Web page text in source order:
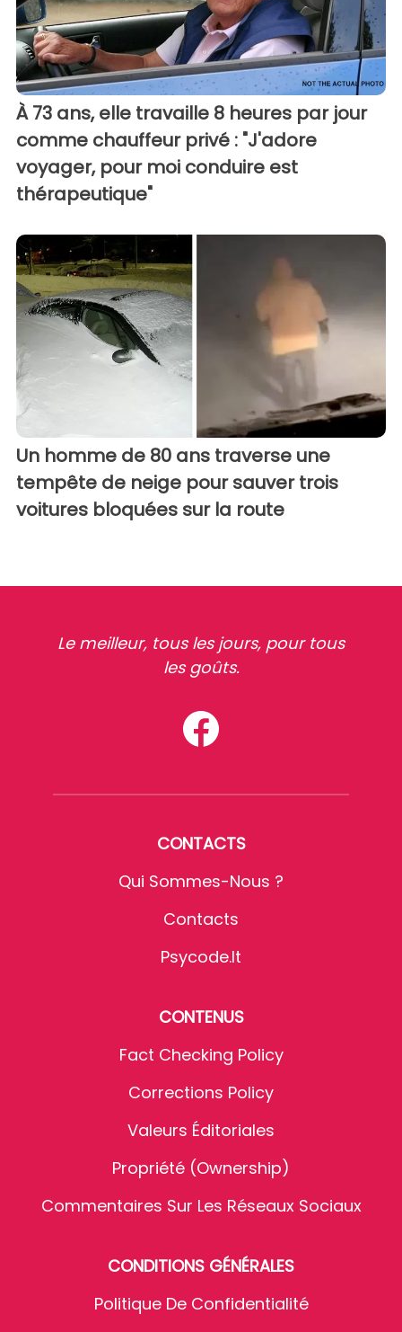
À 73 ans, elle travaille 8 heures par jour
comme chauffeur privé : "J'adore
voyager, pour moi conduire est
thérapeutique"
Un homme de 80 ans traverse une
tempête de neige pour sauver trois
voitures bloquées sur la route
Le meilleur, tous les jours, pour tous
les goûts.
CONTACTS
Qui Sommes-Nous ?
Contacts
Psycode.it
CONTENUS
Fact Checking Policy
Corrections Policy
Valeurs Éditoriales
Propriété (Ownership)
Commentaires Sur Les Réseaux Sociaux
CONDITIONS GÉNÉRALES
Politique De Confidentialité